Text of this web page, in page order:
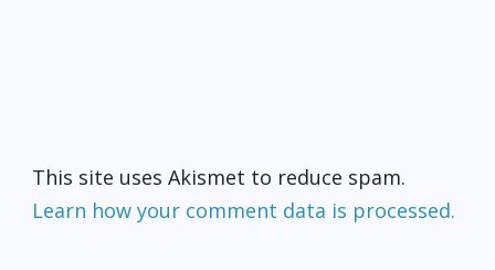
This site uses Akismet to reduce spam.
Learn how your comment data is processed.